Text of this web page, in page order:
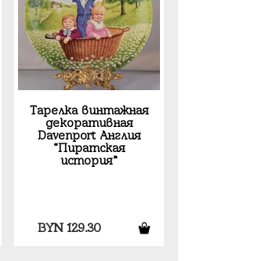
Тарелка винтажная
декоративная
Davenport Англия
“Пиратская
история”
BYN 129.30